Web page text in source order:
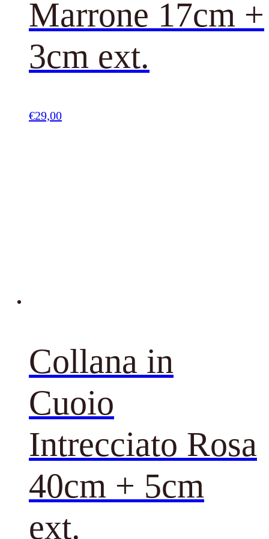
Marrone 17cm +
3cm ext.
€29,00
Collana in
Cuoio
Intrecciato Rosa
40cm + 5cm
ext.